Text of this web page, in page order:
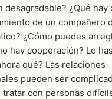
desagradable? ¿Qué hay
de un compañero
¿Cómo puedes
hay cooperación? Lo
qué? Las relaciones
pueden ser
tratar con personas